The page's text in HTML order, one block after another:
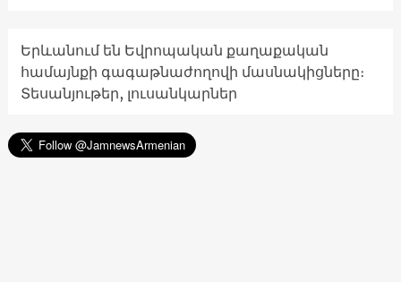
Երևանում են Եվրոպական քաղաքական
համայնքի գագաթնաժողովի մասնակիցները։
Տեսանյութեր, լուսանկարներ